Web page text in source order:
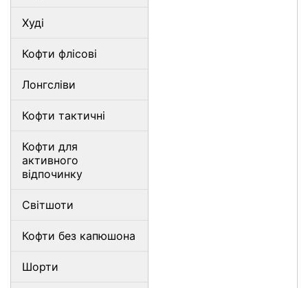
Худі
Кофти флісові
Лонгсліви
Кофти тактичні
Кофти для
активного
відпочинку
Світшоти
Кофти без капюшона
Шорти